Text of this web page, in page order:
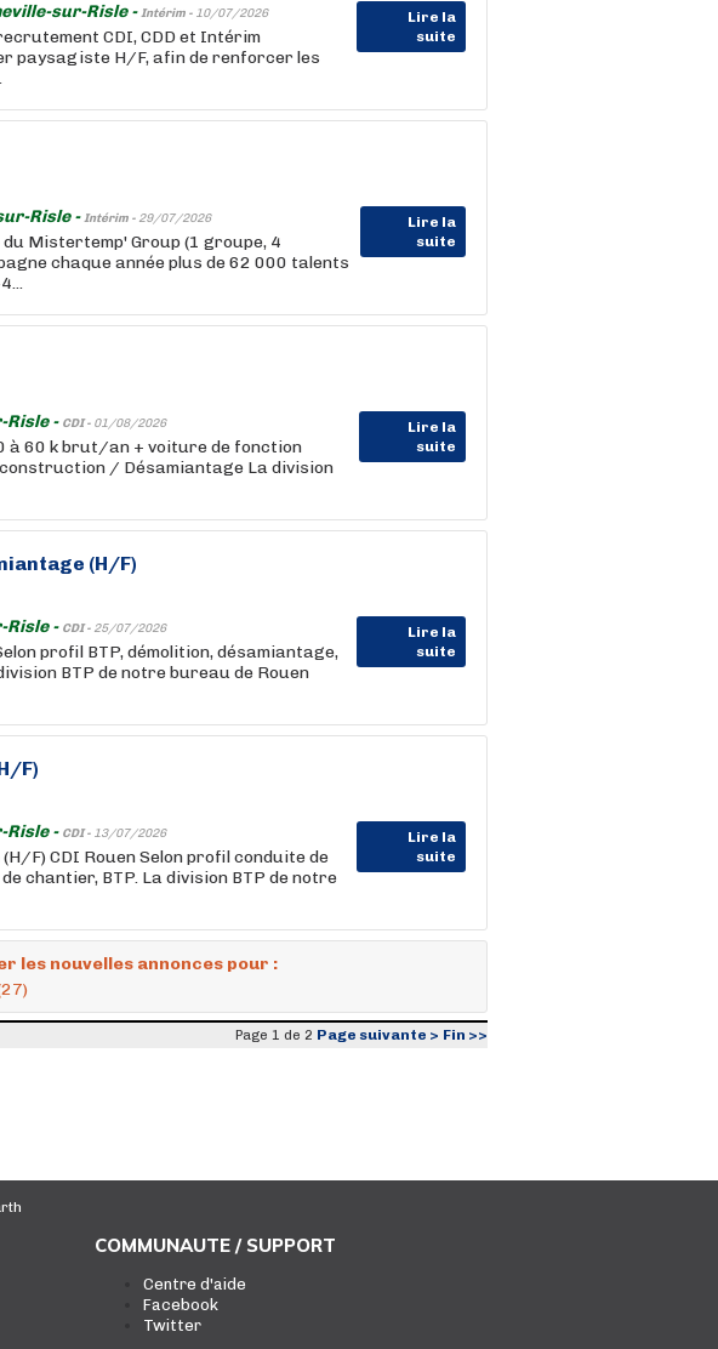
sur-Risle -Intérim - 10/07/2026
Lire la
suite
CDI, CDD et Intérim
paysagiste H/F, afin de renforcer les
Risle -Intérim - 29/07/2026
Lire la
suite
Mistertemp' Group (1 groupe, 4
chaque année plus de 62 000 talents
Risle - CDI - 01/08/2026
Lire la
suite
à 60 k brut/an + voiture de fonction
/ Désamiantage La division
(H/F)
Risle - CDI - 25/07/2026
Lire la
suite
profil BTP, démolition, désamiantage,
BTP de notre bureau de Rouen
F)
Risle - CDI - 13/07/2026
Lire la
suite
F) CDI Rouen Selon profil conduite de
chantier, BTP. La division BTP de notre
les nouvelles annonces pour :
Page 1 de 2 Page suivante > Fin >>
COMMUNAUTE / SUPPORT
Centre d'aide
Facebook
Twitter